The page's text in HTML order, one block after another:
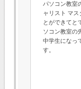
パソコン教室
ャリスト マ
とができてと
ソコン教室の
中学生になっ
す。